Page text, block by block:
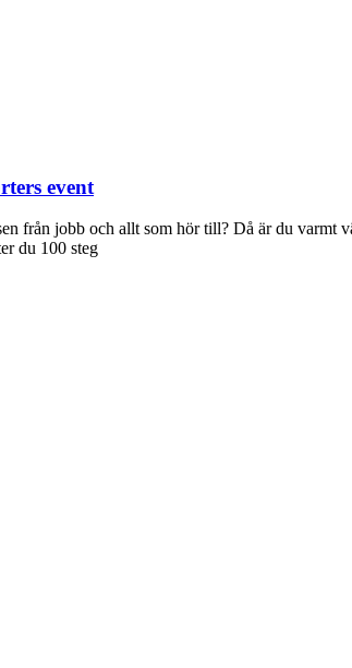
event
från jobb och allt som hör till? Då är du
du 100 steg